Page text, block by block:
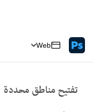
Web
تفتيح مناطق محددة